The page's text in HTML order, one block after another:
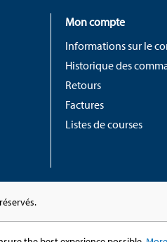
Mon compte
Informations sur le
Historique des
Retours
Factures
Listes de courses